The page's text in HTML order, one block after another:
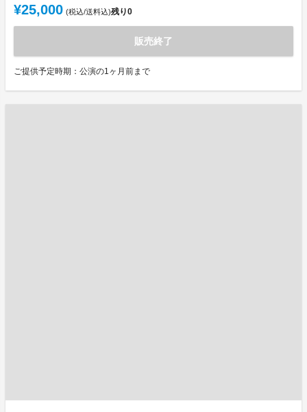
¥25,000 (税込/送料込)残り0
販売終了
ご提供予定時期：公演の1ヶ月前まで